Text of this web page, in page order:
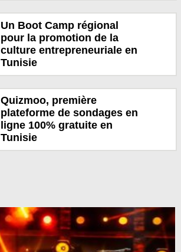
Un Boot Camp régional
pour la promotion de la
culture entrepreneuriale en
Tunisie
Quizmoo, première
plateforme de sondages en
ligne 100% gratuite en
Tunisie